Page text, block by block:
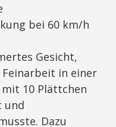
bei 60 km/h
Gesicht,
in einer
10 Plättchen
und
Dazu